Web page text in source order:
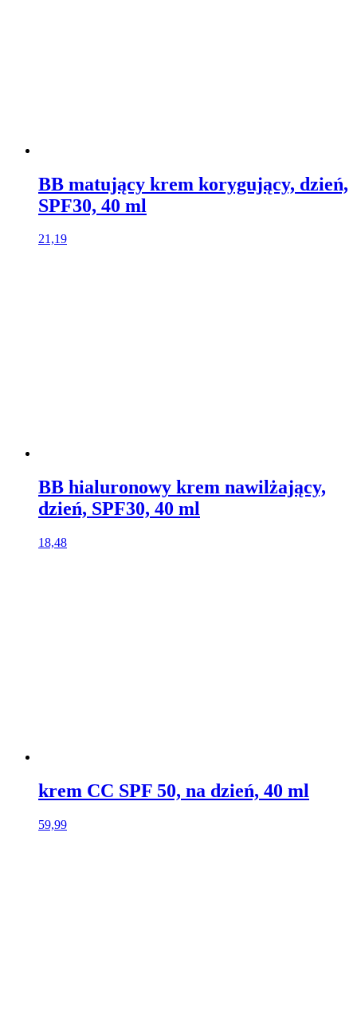
BB matujący krem korygujący, dzień,
SPF30, 40 ml
21,19
BB hialuronowy krem nawilżający,
dzień, SPF30, 40 ml
18,48
krem CC SPF 50, na dzień, 40 ml​
59,99